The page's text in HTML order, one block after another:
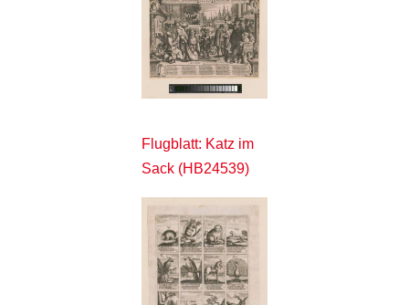
Flugblatt: Katz im
Sack (HB24539)